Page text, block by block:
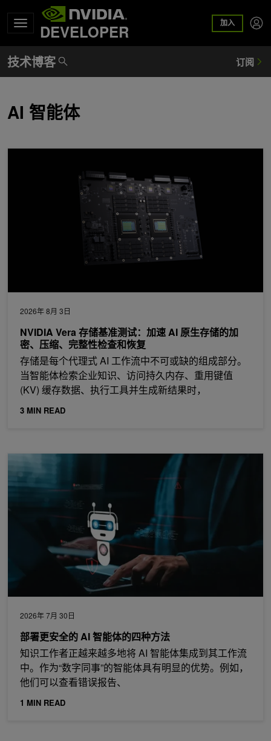
DEVELOPER 加入
AI 智能体
2026年 8月 3日
NVIDIA Vera 存储基准测试：加速 AI 原生存储的加
密、压缩、完整性检查和恢复
存储是每个代理式 AI 工作流中不可或缺的组成部分。
当智能体检索企业知识、访问持久内存、重用键值
(KV) 缓存数据、执行工具并生成新结果时，
3 MIN READ
2026年 7月 30日
部署更安全的 AI 智能体的四种方法
知识工作者正越来越多地将 AI 智能体集成到其工作流
中。作为“数字同事”的智能体具有明显的优势。例如，
他们可以查看错误报告、
1 MIN READ
部署更安全的 AI 智能体的四种方法